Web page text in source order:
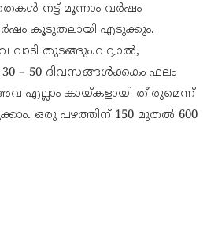
നട്ട് മൂന്നാം വർഷം
കൂടുതലായി എടുക്കും.
തുടങ്ങും.വവ്വാൽ,
– 50 ദിവസങ്ങൾക്കകം ഫലം
എല്ലാം കായ്കളായി തീരുമെന്ന്
ഒരു പഴത്തിന് 150 മുതൽ 600